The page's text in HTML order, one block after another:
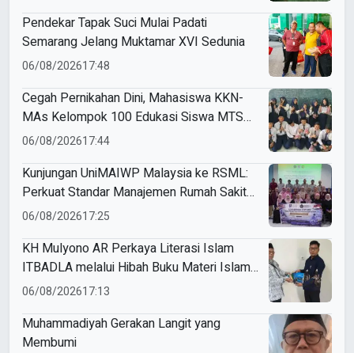
Pendekar Tapak Suci Mulai Padati
Semarang Jelang Muktamar XVI Sedunia
06/08/202617:48
Cegah Pernikahan Dini, Mahasiswa KKN-
MAs Kelompok 100 Edukasi Siswa MTS
Miftahul Ulum Tawangsari
06/08/202617:44
Kunjungan UniMAIWP Malaysia ke RSML:
Perkuat Standar Manajemen Rumah Sakit
Syariah
06/08/202617:25
KH Mulyono AR Perkaya Literasi Islam
ITBADLA melalui Hibah Buku Materi Islam
5 Jilid
06/08/202617:13
Muhammadiyah Gerakan Langit yang
Membumi